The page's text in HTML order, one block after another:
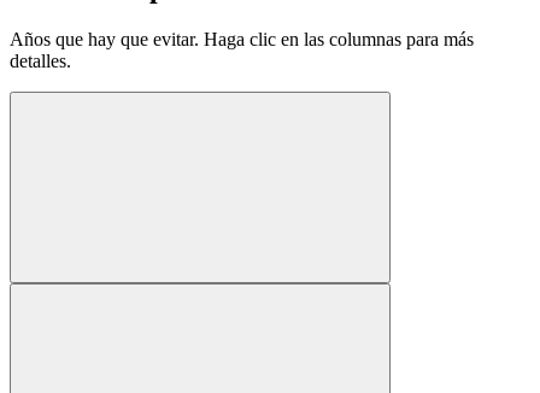
Años que hay que evitar. Haga clic en las columnas para más
detalles.